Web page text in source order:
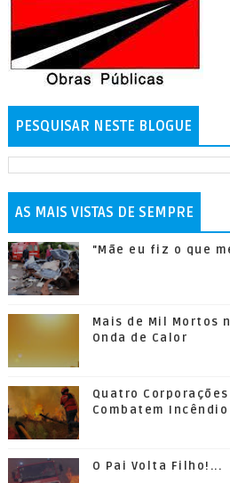
PESQUISAR NESTE BLOGUE
AS MAIS VISTAS DE SEMPRE
"Mãe eu fiz o que
Mais de Mil Mortos
Onda de Calor
Quatro
Combatem
O Pai Volta Filho!...